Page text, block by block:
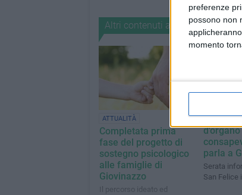
preferenze
possono non
momento
Altri contenuti a tema
ATTUALITÀ
Completata prima
fase del progetto di
sostegno psicologico
alle famiglie di
Giovinazzo
Il percorso ideato ed
parla a
Serata
San Felice